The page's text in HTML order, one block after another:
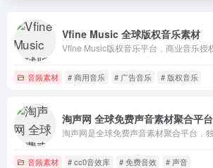
Vfine Music 全球版权音乐素材
音频素材 # 商用音乐 # 广告音乐 # 版权音乐
淘声网 全球免费声音素材聚合平台
音频素材 # cc0音效库 # 免费音效 # 声音